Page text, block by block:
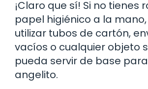
¡Claro que sí! Si no tienes
papel higiénico a la
utilizar tubos de cartón,
vacíos o cualquier objeto
pueda servir de base
angelito.